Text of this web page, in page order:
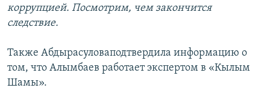
коррупцией. Посмотрим, чем закончится
следствие.
Также Абдырасуловаподтвердила информацию о
том, что Алымбаев работает экспертом в «Кылым
Шамы».